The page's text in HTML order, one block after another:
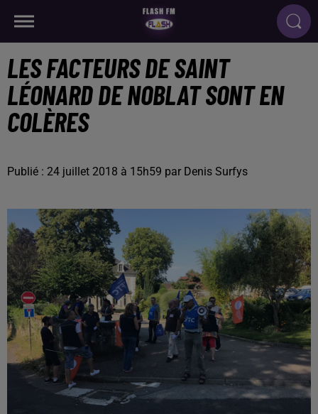
LES FACTEURS DE SAINT
LÉONARD DE NOBLAT SONT EN
COLÈRES
Publié : 24 juillet 2018 à 15h59 par Denis Surfys